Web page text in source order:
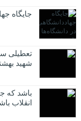
جایگاه
تعطیلی
شهید
باشد که
انقلاب